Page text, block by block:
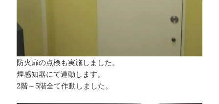
防火扉の点検も実施しました。
煙感知器にて連動します。
2階～5階全て作動しました。